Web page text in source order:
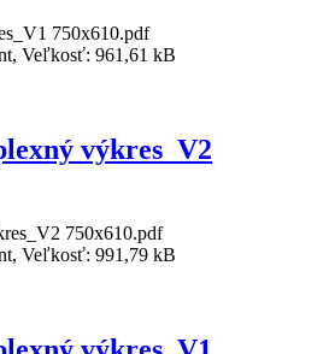
750x610.pdf
Veľkosť: 961,61 kB
výkres_V2
750x610.pdf
Veľkosť: 991,79 kB